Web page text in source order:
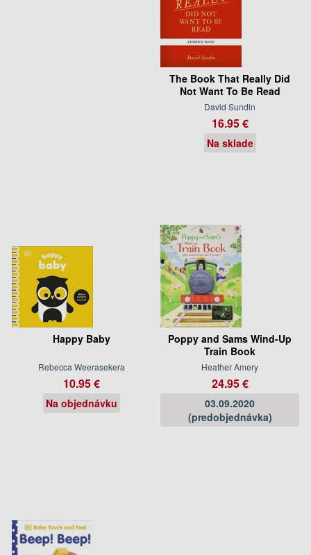
The Book That Really Did
Not Want To Be Read
David Sundin
16.95 €
Na sklade
Happy Baby
Rebecca Weerasekera
10.95 €
Na objednávku
Poppy and Sams Wind-Up
Train Book
Heather Amery
24.95 €
03.09.2020
(predobjednávka)